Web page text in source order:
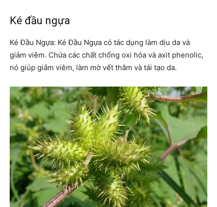
Ké đầu ngựa
Ké Đầu Ngựa: Ké Đầu Ngựa có tác dụng làm dịu da và
giảm viêm. Chứa các chất chống oxi hóa và axit phenolic,
nó giúp giảm viêm, làm mờ vết thâm và tái tạo da.